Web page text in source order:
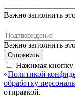
Важно заполнить
Важно заполнить
Отправить
Нажимая кнопку
«Политикой
обработку
отправкой.